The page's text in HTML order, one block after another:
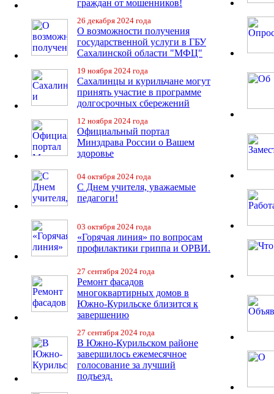
граждан от мошенников!
26 декабря 2024 года
О возможности получения
государственной услуги в ГБУ
Сахалинской области "МФЦ"
19 ноября 2024 года
Сахалинцы и курильчане могут
принять участие в программе
долгосрочных сбережений
12 ноября 2024 года
Официальный портал
Минздрава России о Вашем
здоровье
04 октября 2024 года
С Днем учителя, уважаемые
педагоги!
03 октября 2024 года
«Горячая линия» по вопросам
профилактики гриппа и ОРВИ.
27 сентября 2024 года
Ремонт фасадов
многоквартирных домов в
Южно-Курильске близится к
завершению
27 сентября 2024 года
В Южно-Курильском районе
завершилось ежемесячное
голосование за лучший
подъезд.